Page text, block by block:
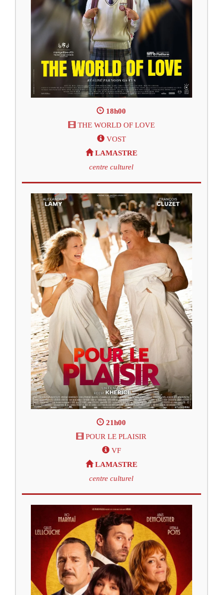
18h00
THE WORLD OF LOVE
VOST
LAMASTRE
centre culturel
21h00
POUR LE PLAISIR
VF
LAMASTRE
centre culturel